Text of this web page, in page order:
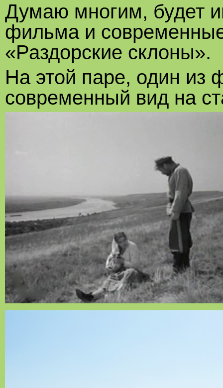
Думаю многим, будет
фильма и
«Раздорские склоны».
На этой паре, один
современный вид на